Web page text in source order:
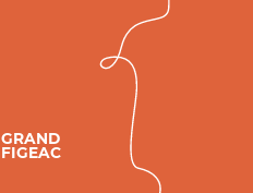
GRAND
FIGEAC